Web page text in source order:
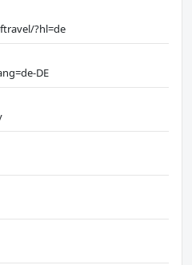
?hl=de
DE